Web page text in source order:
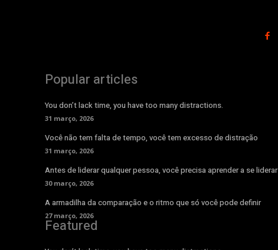
Popular articles
You don’t lack time, you have too many distractions.
31 março, 2026
Você não tem falta de tempo, você tem excesso de distração
31 março, 2026
Antes de liderar qualquer pessoa, você precisa aprender a se liderar
30 março, 2026
A armadilha da comparação e o ritmo que só você pode definir
27 março, 2026
Featured